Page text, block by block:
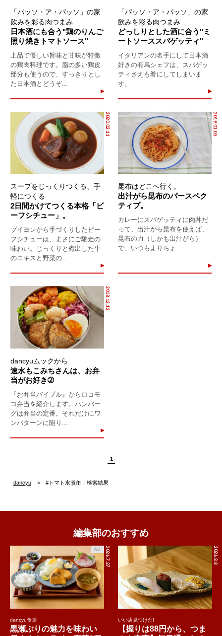
「パッソ・ア・パッソ」の家
飲みを彩る肉つまみ
日本酒にも合う"鶏のりんご
照り焼きトマトソース"
上品で優しい旨味と甘味が特徴
の鶏肉料理です。脂の多い鶏皮
部分も使うので、すっきりとし
た日本酒とどうぞ...
「パッソ・ア・パッソ」の家
飲みを彩る肉つまみ
どっしりとした酒に合う"ミ
ートソーススパゲッティ"
イタリアンの名手にして日本酒
好きの有馬シェフは、スパゲッ
ティさえも肴にしてしまいま
す。
2020.02.11
スープをじっくりつくる、手
軽につくる
2日間かけてつくる本格「ビ
ーフシチュー」。
ブイヨンから手づくりしたビー
フシチューは、まさにご馳走の
味わい。じっくりと煮出した牛
のエキスと野菜の...
2019.01.05
昆布はどこへ行く。
出汁がら昆布のパースペク
ティブ。
カレーにスパゲッティに肉丼だ
って、出汁がら昆布を使えば、
昆布の力（しかも出汁がら）
で、いつもよりちょ...
2018.12.12
dancyuムックから
速水もこみちさんは、お弁
当がお好き➁
『お弁当バイブル』からロコモ
コ弁当を紹介します。ハンバー
グは弁当の定番。それだけにワ
ンパターンに陥り...
1
dancyu #トマト水煮缶：検索結果
編集部のおすすめ
2026.7.27
AD
dancyu食堂
黒瀬ぶりの魅力を味わい
2026.8.8
いい店見つけた!
【握りは88円から、つま